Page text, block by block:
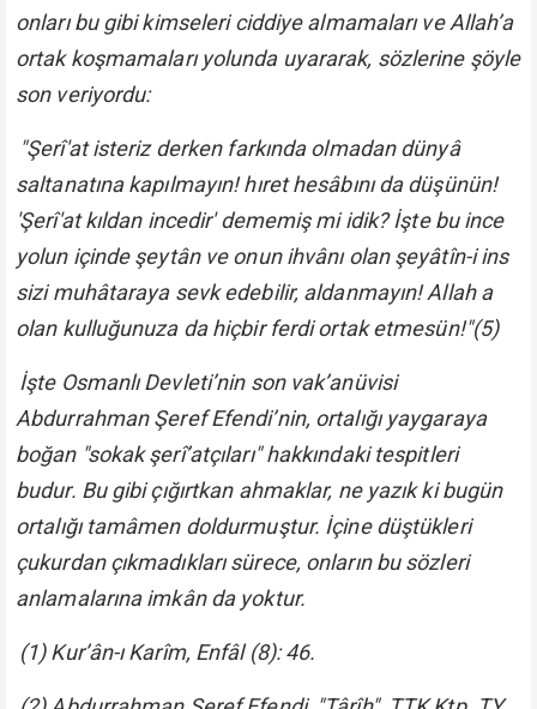
onları bu gibi kimseleri ciddiye almamaları ve Allah’a
ortak koşmamaları yolunda uyararak, sözlerine şöyle
son veriyordu:
"Şerî'at isteriz derken farkında olmadan dünyâ
saltanatına kapılmayın! hıret hesâbını da düşünün!
'Şerî'at kıldan incedir' dememiş mi idik? İşte bu ince
yolun içinde şeytân ve onun ihvânı olan şeyâtîn-i ins
sizi muhâtaraya sevk edebilir, aldanmayın! Allah a
olan kulluğunuza da hiçbir ferdi ortak etmesün!"(5)
İşte Osmanlı Devleti’nin son vak’anüvisi
Abdurrahman Şeref Efendi’nin, ortalığı yaygaraya
boğan "sokak şerî’atçıları" hakkındaki tespitleri
budur. Bu gibi çığırtkan ahmaklar, ne yazık ki bugün
ortalığı tamâmen doldurmuştur. İçine düştükleri
çukurdan çıkmadıkları sürece, onların bu sözleri
anlamalarına imkân da yoktur.
(1) Kur’ân-ı Karîm, Enfâl (8): 46.